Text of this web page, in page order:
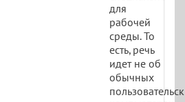
для
рабочей
среды. То
есть, речь
идет не об
обычных